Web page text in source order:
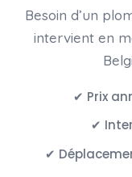
Besoin d’un
intervient en
✔ Prix
✔
✔